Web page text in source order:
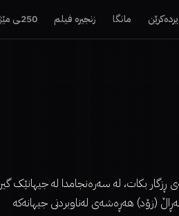
مانگا زنجیرە فیلم 250ـی مێژوو
بکات، لە سەرەنجامدا لە جیهانێک گیر
(زۆد) هەڕەشەی لەناوبردنی جیهانەکە